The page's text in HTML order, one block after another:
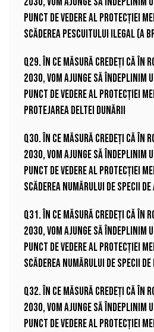
punct de vedere al protecției
Scăderea pescuitului ilegal (a
Q29. În ce măsură credeți că în
2030, vom ajunge să
punct de vedere al protecției
Protejarea Deltei Dunării
Q30. În ce măsură credeți că în
2030, vom ajunge să
punct de vedere al protecției
Scăderea numărului de specii
Q31. În ce măsură credeți că în
2030, vom ajunge să
punct de vedere al protecției
Scăderea numărului de specii
Q32. În ce măsură credeți că în
2030, vom ajunge să
punct de vedere al protecției